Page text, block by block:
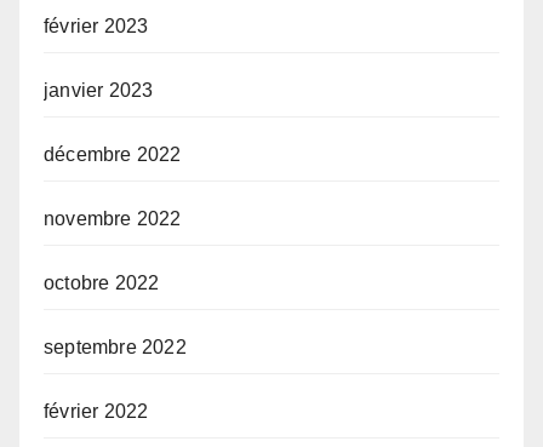
février 2023
janvier 2023
décembre 2022
novembre 2022
octobre 2022
septembre 2022
février 2022